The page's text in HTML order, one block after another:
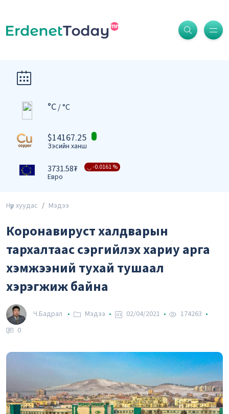
°C/ °C
$14167.25
Зэсийн ханш
3731.58₮
4332.82₮
Рубль
2.59₮ -0.0232 %
Вон
Нүүр хуудас Мэдээ
Коронавируст халдварын
тархалтаас сэргийлэх хариу арга
хэмжээний тухай тушаал
хэрэгжиж байна
Ч.Бадрал Мэдээ 02/04/2021
174263
0